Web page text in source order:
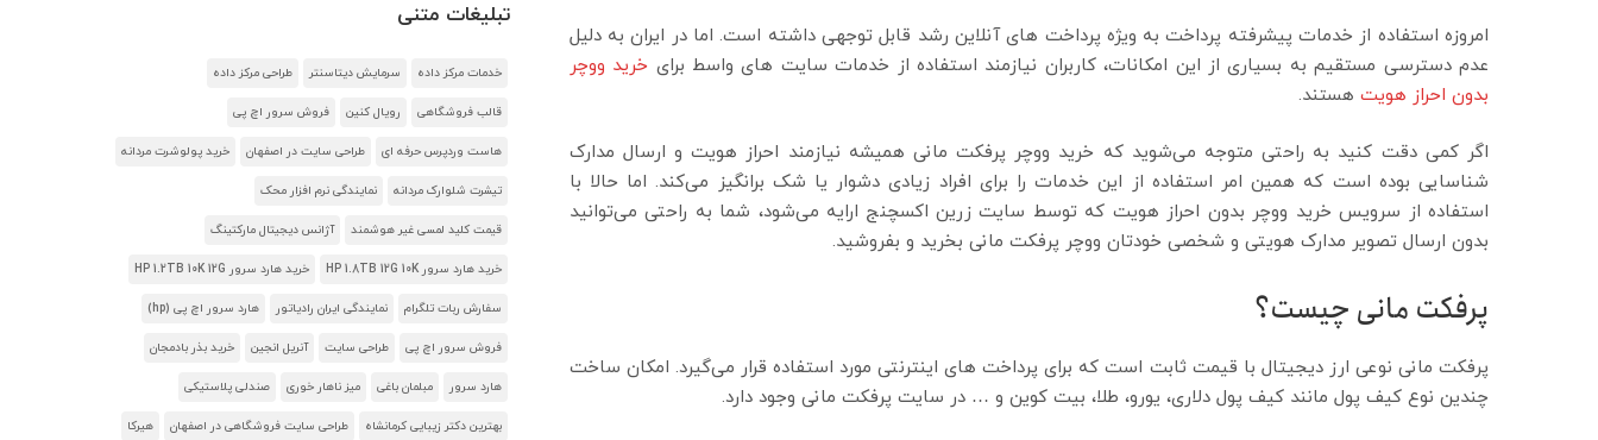
امروزه استفاده از خدمات پیشرفته پرداخت به ویژه پرداخت های آنلاین رشد قابل توجهی داشته است. اما در ایران به دلیل
عدم دسترسی مستقیم به بسیاری از این امکانات، کاربران نیازمند استفاده از خدمات سایت های واسط برای خرید ووچر
بدون احراز هویت هستند.
اگر کمی دقت کنید به راحتی متوجه می‌شوید که خرید ووچر پرفکت مانی همیشه نیازمند احراز هویت و ارسال مدارک
شناسایی بوده است که همین امر استفاده از این خدمات را برای افراد زیادی دشوار یا شک برانگیز می‌کند. اما حالا با
استفاده از سرویس خرید ووچر بدون احراز هویت که توسط سایت زرین اکسچنج ارایه می‌شود، شما به راحتی می‌توانید
بدون ارسال تصویر مدارک هویتی و شخصی خودتان ووچر پرفکت مانی بخرید و بفروشید.
پرفکت مانی چیست؟
پرفکت مانی نوعی ارز دیجیتال با قیمت ثابت است که برای پرداخت های اینترنتی مورد استفاده قرار می‌گیرد. امکان ساخت
چندین نوع کیف پول مانند کیف پول دلاری، یورو، طلا، بیت کوین و … در سایت پرفکت مانی وجود دارد.
تبلیغات متنی
خدمات مرکز داده سرمایش دیتاسنتر طراحی مرکز داده
قالب فروشگاهی رویال کنین فروش سرور اچ پی
هاست وردپرس حرفه ای طراحی سایت در اصفهان خرید پولوشرت مردانه
تیشرت شلوارک مردانه نمایندگی نرم افزار محک
قیمت کلید لمسی غیر هوشمند آژانس دیجیتال مارکتینگ
خرید هارد سرور HP 1.8TB 12G 10K خرید هارد سرور HP 1.2TB 10K 12G
سفارش ربات تلگرام نمایندگی ایران رادیاتور هارد سرور اچ پی (hp)
فروش سرور اچ پی طراحی سایت آنریل انجین خرید بذر بادمجان
هارد سرور مبلمان باغی میز ناهار خوری صندلی پلاستیکی
بهترین دکتر زیبایی کرمانشاه طراحی سایت فروشگاهی در اصفهان هیرکا